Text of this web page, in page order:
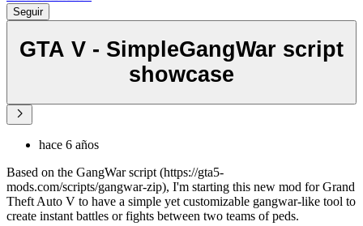
Seguir
GTA V - SimpleGangWar script
showcase
hace 6 años
Based on the GangWar script (https://gta5-
mods.com/scripts/gangwar-zip), I'm starting this new mod for Grand
Theft Auto V to have a simple yet customizable gangwar-like tool to
create instant battles or fights between two teams of peds.